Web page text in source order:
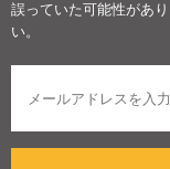
誤っていた可能性があ
い。